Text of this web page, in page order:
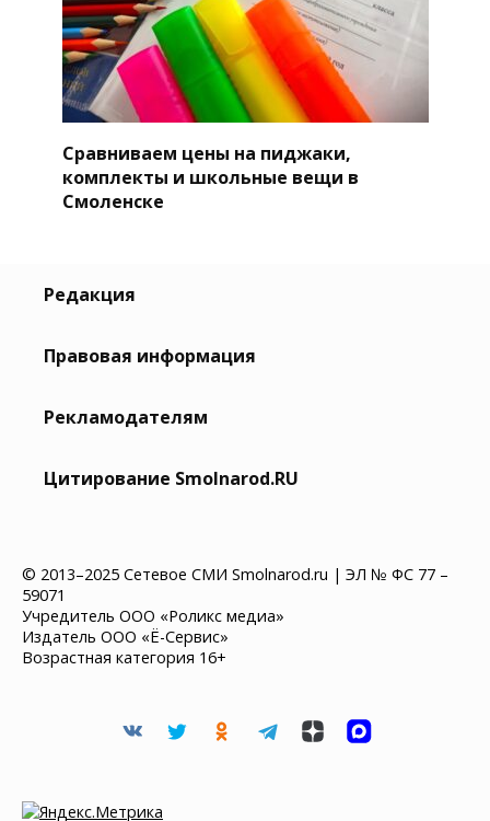
Сравниваем цены на пиджаки,
комплекты и школьные вещи в
Смоленске
Редакция
Правовая информация
Рекламодателям
Цитирование Smolnarod.RU
© 2013–2025 Сетевое СМИ Smolnarod.ru | ЭЛ № ФС 77 –
59071
Учредитель ООО «Роликс медиа»
Издатель ООО «Ё-Сервис»
Возрастная категория 16+